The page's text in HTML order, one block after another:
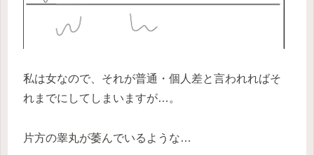
私は女なので、それが普通・個人差と言われればそ
れまでにしてしまいますが…。
片方の睾丸が萎んでいるような…